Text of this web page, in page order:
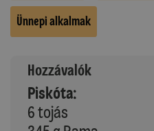
Ünnepi alkalmak
Hozzávalók
Piskóta:
6 tojás